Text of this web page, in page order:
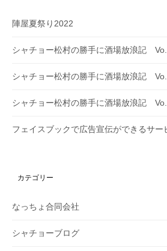
陣屋夏祭り2022
シャチョー松村の勝手に酒場放浪記
シャチョー松村の勝手に酒場放浪記
シャチョー松村の勝手に酒場放浪記
フェイスブックで広告宣伝ができるサー
カテゴリー
なっちょ合同会社
シャチョーブログ